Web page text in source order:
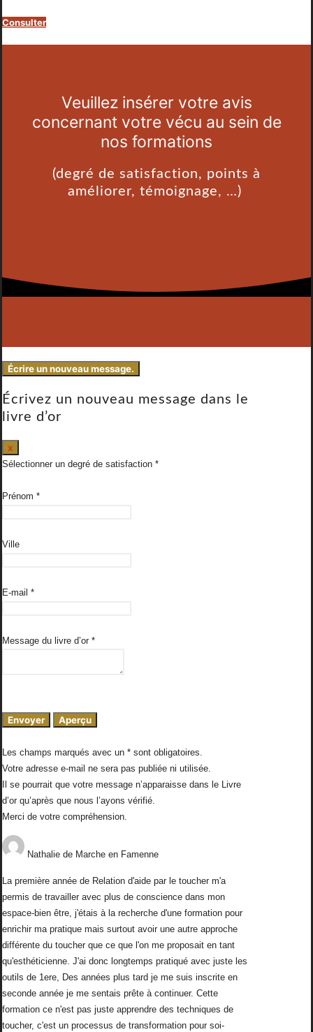
Consulter
Veuillez insérer votre avis
concernant votre vécu au sein de
nos formations
(degré de satisfaction, points à
améliorer, témoignage, …)
Écrivez un nouveau message dans le
livre d’or
x
ce
formulaire.
Sélectionner un degré de satisfaction
Prénom *
Ville
E-mail *
Message du livre d’or *
Les champs marqués avec un * sont obligatoires.
Votre adresse e-mail ne sera pas publiée ni utilisée.
Il se pourrait que votre message n’apparaisse dans le Livre
d’or qu’après que nous l’ayons vérifié.
Merci de votre compréhension.
Nathalie de Marche en Famenne
La première année de Relation d'aide par le toucher m'a
permis de travailler avec plus de conscience dans mon
espace-bien être, j'étais à la recherche d'une formation pour
enrichir ma pratique mais surtout avoir une autre approche
différente du toucher que ce que l'on me proposait en tant
qu'esthéticienne. J'ai donc longtemps pratiqué avec juste les
outils de 1ere, Des années plus tard je me suis inscrite en
seconde année je me sentais prête à continuer. Cette
formation ce n'est pas juste apprendre des techniques de
toucher, c'est un processus de transformation pour soi-